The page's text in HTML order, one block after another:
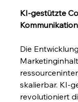
KI-gestützte
Kommunikation
Die
skalierbar. KI-
revolutioniert